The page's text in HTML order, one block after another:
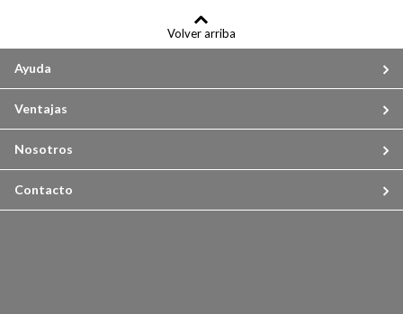
Volver arriba
Ayuda
Ventajas
Nosotros
Contacto